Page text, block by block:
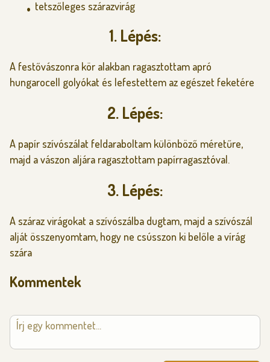
tetszőleges szárazvirág
1. Lépés:
A festővászonra kör alakban ragasztottam apró
hungarocell golyókat és lefestettem az egészet feketére
2. Lépés:
A papír szívószálat feldaraboltam különböző méretűre,
majd a vászon aljára ragasztottam papírragasztóval.
3. Lépés:
A száraz virágokat a szívószálba dugtam, majd a szívószál
alját összenyomtam, hogy ne csússzon ki belőle a vírág
szára
Kommentek